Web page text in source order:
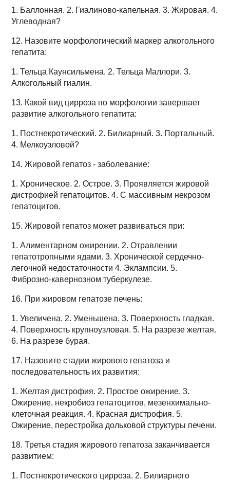
1. Баллонная. 2. Гиалиново-капельная. 3. Жировая. 4.
Углеводная?
12. Назовите морфологический маркер алкогольного
гепатита:
1. Тельца Каунсильмена. 2. Тельца Маллори. 3.
Алкогольный гиалин.
13. Какой вид цирроза по морфологии завершает
развитие алкогольного гепатита:
1. Постнекротический. 2. Билиарный. 3. Портальный.
4. Мелкоузловой?
14. Жировой гепатоз - заболевание:
1. Хроническое. 2. Острое. 3. Проявляется жировой
дистрофией гепатоцитов. 4. С массивным некрозом
гепатоцитов.
15. Жировой гепатоз может развиваться при:
1. Алиментарном ожирении. 2. Отравлении
гепатотропными ядами. 3. Хронической сердечно-
легочной недостаточности 4. Эклампсии. 5.
Фиброзно-кавернозном туберкулезе.
16. При жировом гепатозе печень:
1. Увеличена. 2. Уменьшена. 3. Поверхность гладкая.
4. Поверхность крупноузловая. 5. На разрезе желтая.
6. На разрезе бурая.
17. Назовите стадии жирового гепатоза и
последовательность их развития:
1. Желтая дистрофия. 2. Простое ожирение. 3.
Ожирение, некробиоз гепатоцитов, мезенхимально-
клеточная реакция. 4. Красная дистрофия. 5.
Ожирение, перестройка дольковой структуры печени.
18. Третья стадия жирового гепатоза заканчивается
развитием:
1. Постнекротического цирроза. 2. Билиарного